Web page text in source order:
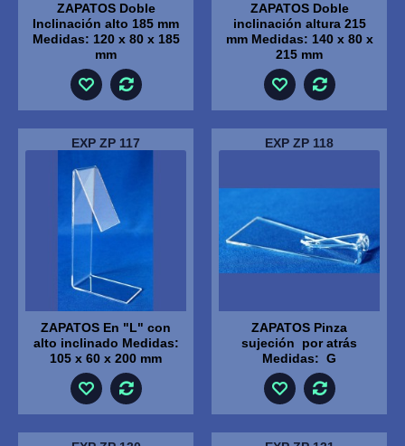
ZAPATOS Doble
Inclinación alto 185 mm
Medidas: 120 x 80 x 185
mm
ZAPATOS Doble
inclinación altura 215
mm Medidas: 140 x 80 x
215 mm
EXP ZP 117
ZAPATOS En "L" con
alto inclinado Medidas:
105 x 60 x 200 mm
EXP ZP 118
ZAPATOS Pinza
sujeción por atrás
Medidas: G